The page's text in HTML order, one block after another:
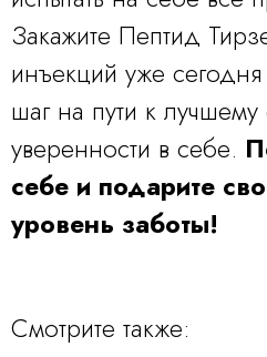
Закажите Пептид
инъекций уже
шаг на пути к лучшему
уверенности в себе.
себе и подарите
уровень заботы!
Смотрите также: